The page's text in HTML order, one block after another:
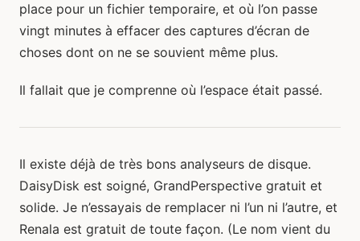
place pour un fichier temporaire, et où l’on passe
vingt minutes à effacer des captures d’écran de
choses dont on ne se souvient même plus.
Il fallait que je comprenne où l’espace était passé.
Il existe déjà de très bons analyseurs de disque.
DaisyDisk est soigné, GrandPerspective gratuit et
solide. Je n’essayais de remplacer ni l’un ni l’autre, et
Renala est gratuit de toute façon. (Le nom vient du